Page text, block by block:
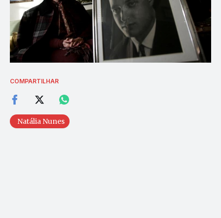
COMPARTILHAR
Natália Nunes